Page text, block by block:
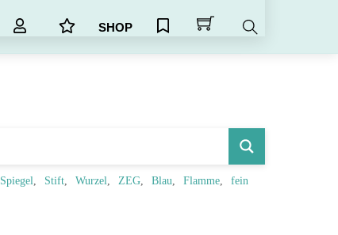
SHOP
Spiegel Stift Wurzel ZEG Blau Flamme fein